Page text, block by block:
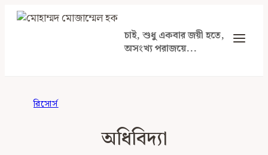
Skip
চাই, শুধু একবার জয়ী হতে,
অসংখ্য পরাজয়ে...
রিসোর্স
অধিবিদ্যা